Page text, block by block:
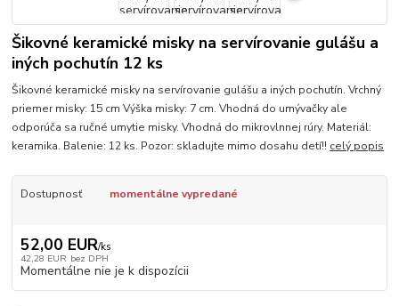
Šikovné keramické misky na servírovanie gulášu a
iných pochutín 12 ks
Šikovné keramické misky na servírovanie gulášu a iných pochutín. Vrchný
priemer misky: 15 cm Výška misky: 7 cm. Vhodná do umývačky ale
odporúča sa ručné umytie misky. Vhodná do mikrovlnnej rúry. Materiál:
keramika. Balenie: 12 ks. Pozor: skladujte mimo dosahu detí!! celý popis
Dostupnosť momentálne vypredané
52,00 EUR/ks
42,28 EUR bez DPH
Momentálne nie je k dispozícii